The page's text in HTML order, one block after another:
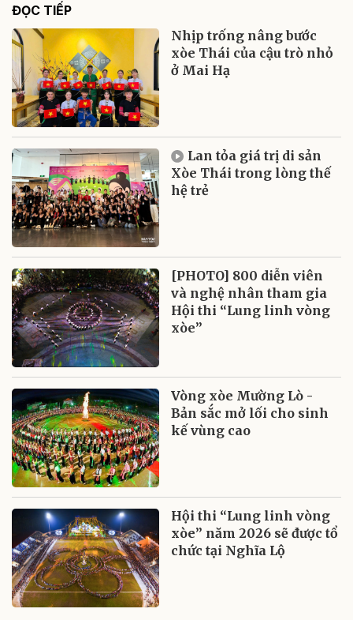
ĐỌC TIẾP
Nhịp trống nâng bước
xòe Thái của cậu trò nhỏ
ở Mai Hạ
Lan tỏa giá trị di sản
Xòe Thái trong lòng thế
hệ trẻ
[PHOTO] 800 diễn viên
và nghệ nhân tham gia
Hội thi “Lung linh vòng
xòe”
Vòng xòe Mường Lò -
Bản sắc mở lối cho sinh
kế vùng cao
Hội thi “Lung linh vòng
xòe” năm 2026 sẽ được tổ
chức tại Nghĩa Lộ